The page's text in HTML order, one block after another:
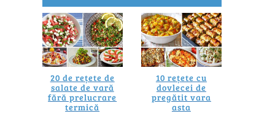
20 de rețete de
salate de vară
fără prelucrare
termică
10 rețete cu
dovlecei de
pregătit vara
asta